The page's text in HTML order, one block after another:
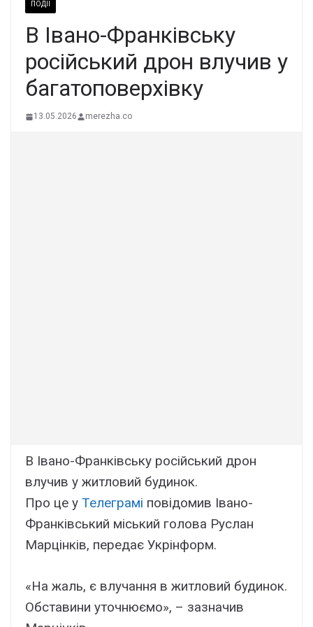
ПОДІЇ
В Івано-Франківську
російський дрон влучив у
багатоповерхівку
13.05.2026 merezha.co
В Івано-Франківську російський дрон
влучив у житловий будинок.
Про це у Телеграмі повідомив Івано-
Франківський міський голова Руслан
Марцінків, передає Укрінформ.
«На жаль, є влучання в житловий будинок.
Обставини уточнюємо», – зазначив